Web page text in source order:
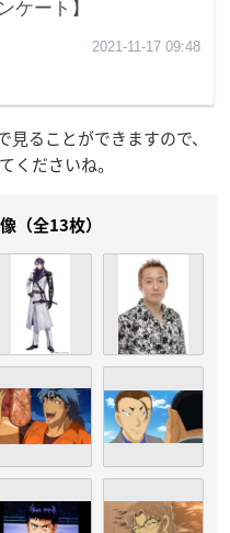
ることができますので、
くださいね。
（全13枚）